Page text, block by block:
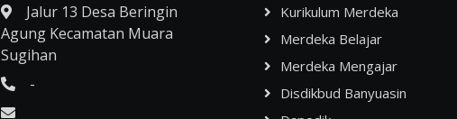
Jalur 13 Desa Beringin
Agung Kecamatan Muara
Sugihan
-
Kurikulum Merdeka
Merdeka Belajar
Merdeka Mengajar
Disdikbud Banyuasin